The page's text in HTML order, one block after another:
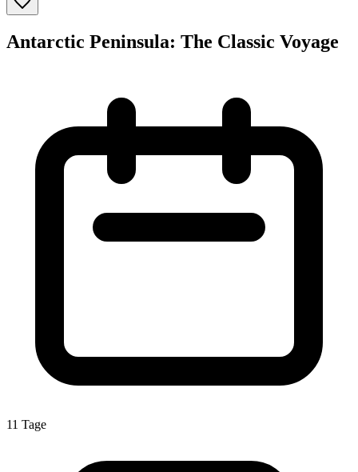
Antarctic Peninsula: The Classic Voyage
11 Tage